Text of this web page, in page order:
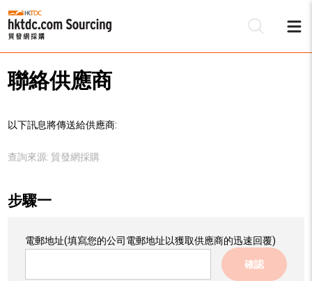
聯絡供應商
以下訊息將傳送給供應商:
查詢來源: 貿發網採購
步驟一
電郵地址(填寫您的公司電郵地址以獲取供應商的迅速回覆)
確認